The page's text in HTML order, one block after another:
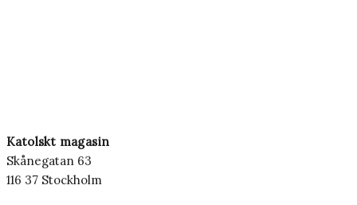
Katolskt magasin
Skånegatan 63
116 37 Stockholm